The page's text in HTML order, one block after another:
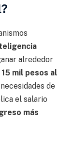
alrededor
15 mil pesos al
de
el salario
más